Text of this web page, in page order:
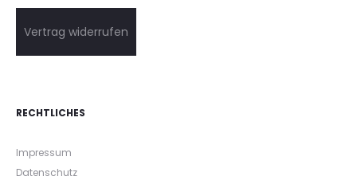
Vertrag widerrufen
RECHTLICHES
Impressum
Datenschutz